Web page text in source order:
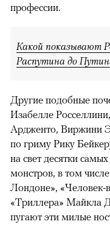
профессии.
Какой показывают
Распутина до
Другие подобные
Изабелле
Ардженто, Виржини
по гриму Рику
на свет десятки
монстров, в том
Лондоне», «Человек-
«Триллера» Майкла
пугают эти милые